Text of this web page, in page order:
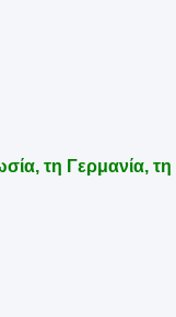
τη Γερμανία, τη